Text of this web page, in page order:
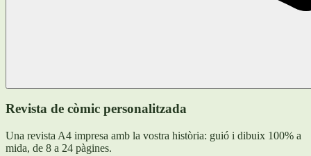
Revista de còmic personalitzada
Una revista A4 impresa amb la vostra història: guió i dibuix 100% a
mida, de 8 a 24 pàgines.